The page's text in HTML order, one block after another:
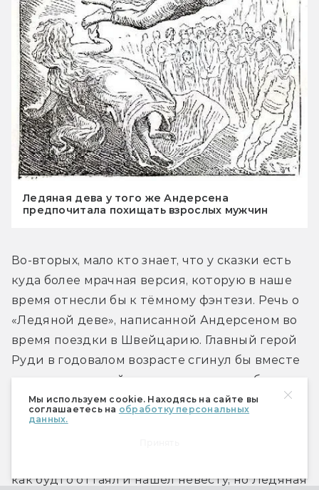
Мы используем cookie. Находясь на сайте вы
соглашаетесь на обработку персональных
данных.
Ледяная дева у того же Андерсена
предпочитала похищать взрослых мужчин
Во-вторых, мало кто знает, что у сказки есть
куда более мрачная версия, которую в наше
время отнесли бы к тёмному фэнтези. Речь о
«Ледяной деве», написанной Андерсеном во
время поездки в Швейцарию. Главный герой
Руди в годовалом возрасте сгинул бы вместе
с матерью в швейцарских горах, если бы не
мистическая Ледяная дева, одарившая его —
нет, не осколком зеркала, а поцелуем. С тех
как будто оттаял и нашёл невесту, но Ледяная